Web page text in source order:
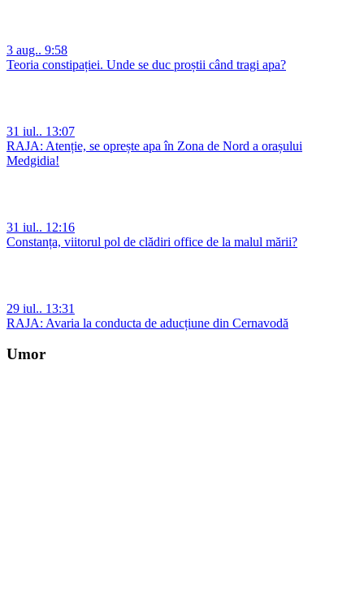
3 aug.. 9:58
Teoria constipației. Unde se duc proștii când tragi apa?
31 iul.. 13:07
RAJA: Atenție, se oprește apa în Zona de Nord a orașului
Medgidia!
31 iul.. 12:16
Constanța, viitorul pol de clădiri office de la malul mării?
29 iul.. 13:31
RAJA: Avaria la conducta de aducțiune din Cernavodă
Umor